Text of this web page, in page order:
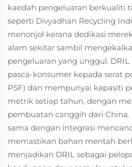
kaedah pengeluaran berkualiti
seperti Divyadhan Recycling
menonjol kerana dedikasi
alam sekitar sambil
pengeluaran yang unggul.
pasca-konsumer kepada serat
PSF) dan mempunyai kapasiti
metrik setiap tahun, dengan
pembuatan canggih dari
sama dengan integrasi
memastikan bahan mentah
menjadikan DRIL sebagai